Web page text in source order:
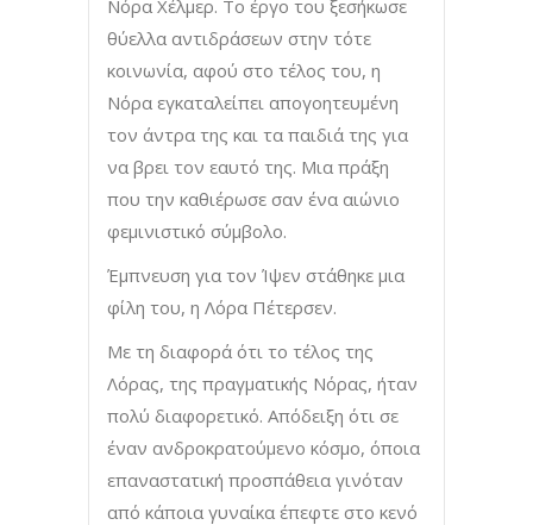
Νόρα Χέλμερ. Το έργο του ξεσήκωσε
θύελλα αντιδράσεων στην τότε
κοινωνία, αφού στο τέλος του, η
Νόρα εγκαταλείπει απογοητευμένη
τον άντρα της και τα παιδιά της για
να βρει τον εαυτό της. Μια πράξη
που την καθιέρωσε σαν ένα αιώνιο
φεμινιστικό σύμβολο.
Έμπνευση για τον Ίψεν στάθηκε μια
φίλη του, η Λόρα Πέτερσεν.
Με τη διαφορά ότι το τέλος της
Λόρας, της πραγματικής Νόρας, ήταν
πολύ διαφορετικό. Απόδειξη ότι σε
έναν ανδροκρατούμενο κόσμο, όποια
επαναστατική προσπάθεια γινόταν
από κάποια γυναίκα έπεφτε στο κενό